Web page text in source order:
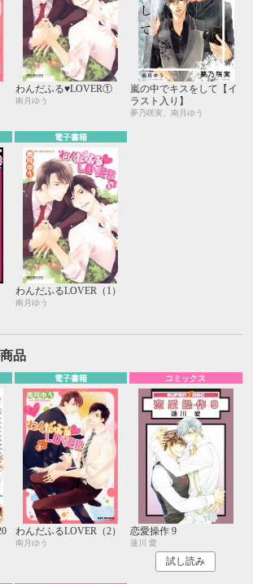
わんだふる♥LOVER①
南月ゆう
嵐の中でキスをして【イ
ラスト入り】
夢乃咲実、南月ゆう
電子書籍
わんだふるLOVER（1）
南月ゆう
品
電子書籍
わんだふるLOVER（2）
南月ゆう
コミックス
恋愛操作 9
蓮川 愛
試し読み